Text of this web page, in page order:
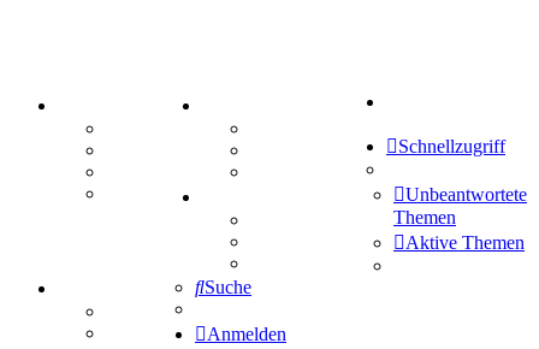
Mastodon
Treffenübersicht
Zitatesammlung
Schiffe versenken
Tipprunde
Comunio
Schnellzugriff
Unbeantwortete
Themen
Aktive Themen
Suche
Anmelden